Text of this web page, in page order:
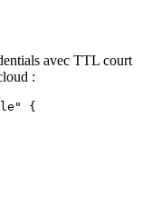
avec TTL court
:
{